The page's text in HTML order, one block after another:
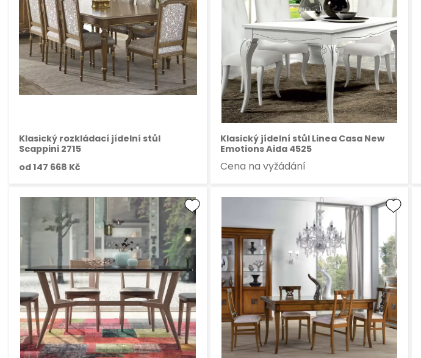
Klasický rozkládací jídelní stůl
Scappini 2715
od147 668 Kč
Klasický jídelní stůl Linea Casa New
Emotions Aida 4525
Cena na vyžádání